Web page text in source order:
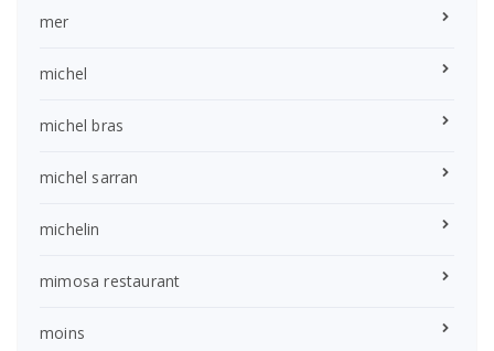
mer
michel
michel bras
michel sarran
michelin
mimosa restaurant
moins